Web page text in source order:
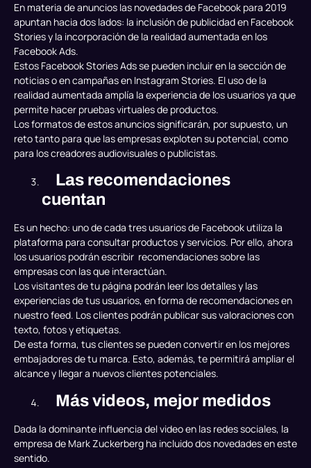
En materia de anuncios las novedades de Facebook para 2019
apuntan hacia dos lados: la inclusión de publicidad en Facebook
Stories y la incorporación de la realidad aumentada en los
Facebook Ads.
Estos Facebook Stories Ads se pueden incluir en la sección de
noticias o en campañas en Instagram Stories. El uso de la
realidad aumentada amplía la experiencia de los usuarios ya que
permite hacer pruebas virtuales de productos.
Los formatos de estos anuncios significarán, por supuesto, un
reto tanto para que las empresas exploten su potencial, como
para los creadores audiovisuales o publicistas.
Las recomendaciones
cuentan
Es un hecho: uno de cada tres usuarios de Facebook utiliza la
plataforma para consultar productos y servicios. Por ello, ahora
los usuarios podrán escribir recomendaciones sobre las
empresas con las que interactúan.
Los visitantes de tu página podrán leer los detalles y las
experiencias de tus usuarios, en forma de recomendaciones en
nuestro feed. Los clientes podrán publicar sus valoraciones con
texto, fotos y etiquetas.
De esta forma, tus clientes se pueden convertir en los mejores
embajadores de tu marca. Esto, además, te permitirá ampliar el
alcance y llegar a nuevos clientes potenciales.
Más videos, mejor medidos
Dada la dominante influencia del video en las redes sociales, la
empresa de Mark Zuckerberg ha incluido dos novedades en este
sentido.